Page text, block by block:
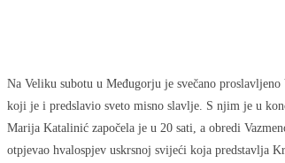
Na Veliku subotu u Međugorju je svečano
koji je i predslavio sveto misno slavlje. S njim je u
Marija Katalinić započela je u 20 sati, a obredi
otpjevao hvalospjev uskrsnoj svijeći koja predstavlja